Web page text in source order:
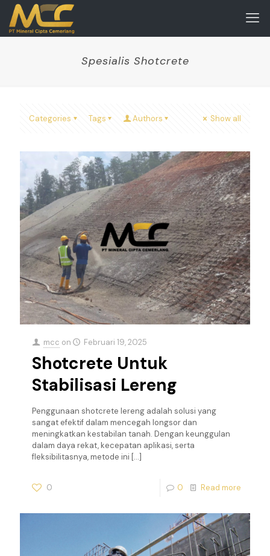
Spesialis Shotcrete
Categories Tags Authors Show all
mcc on Februari 19, 2025
Shotcrete Untuk
Stabilisasi Lereng
Penggunaan shotcrete lereng adalah solusi yang
sangat efektif dalam mencegah longsor dan
meningkatkan kestabilan tanah. Dengan keunggulan
dalam daya rekat, kecepatan aplikasi, serta
fleksibilitasnya, metode ini […]
0 0 Read more